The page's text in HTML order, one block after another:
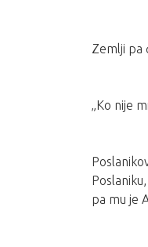
Zemlji pa
„Ko nije
pa mu je